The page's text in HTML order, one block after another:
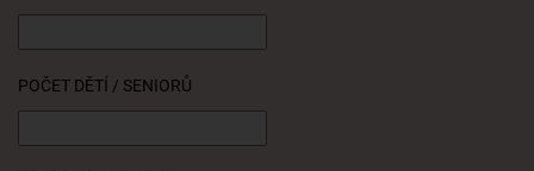
POČET DĚTÍ / SENIORŮ